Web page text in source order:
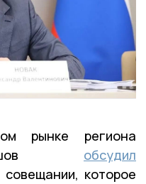
рынке региона
обсудил
которое